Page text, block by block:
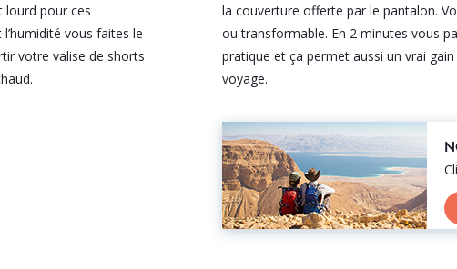
lourd pour ces
vous faites le
votre valise de shorts
la couverture offerte par le pantalon.
ou transformable. En 2 minutes vous
pratique et ça permet aussi un vrai
voyage.